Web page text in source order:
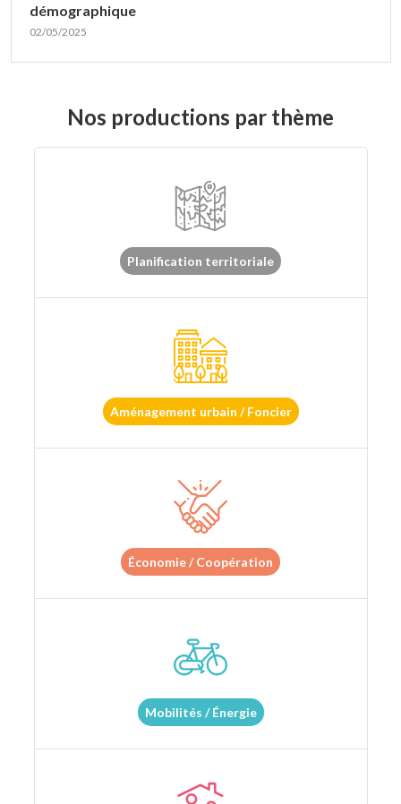
démographique
02/05/2025
Nos productions par thème
Planification territoriale
Aménagement urbain / Foncier
Économie / Coopération
Mobilités / Énergie